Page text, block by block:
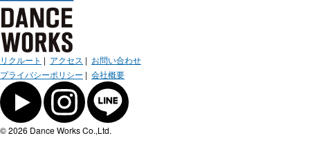
リクルート | アクセス | お問い合わせ
プライバシーポリシー | 会社概要
© 2026 Dance Works Co.,Ltd.